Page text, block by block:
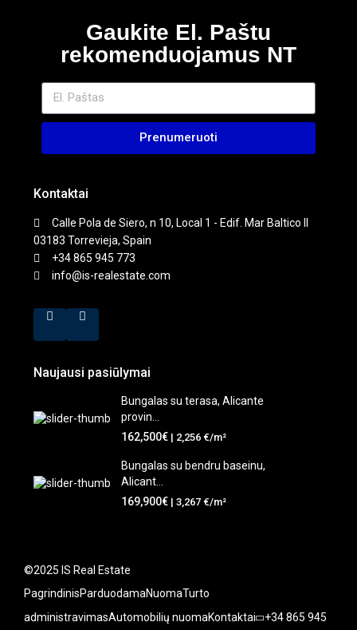
Gaukite El. Paštu
rekomenduojamus NT
Prenumeruoti
Kontaktai
Calle Pola de Siero, n 10, Local 1 - Edif. Mar Baltico II
03183 Torrevieja, Spain
+34 865 945 773
info@is-realestate.com
Naujausi pasiūlymai
Bungalas su terasa, Alicante
provin...
162,500€ | 2,256 €/m²
Bungalas su bendru baseinu,
Alicant...
169,900€ | 3,267 €/m²
©2025 IS Real Estate
PagrindinisParduodamaNuomaTurto
administravimasAutomobilių nuomaKontaktai +34 865 945